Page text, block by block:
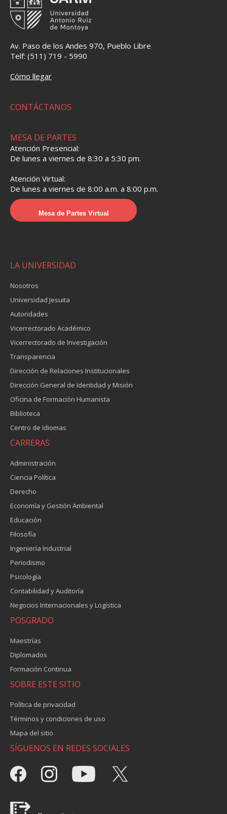
Av. Paso de los Andes 970, Pueblo Libre
Telf: (511) 719 - 5990
Cómo llegar
CONTÁCTANOS
MESA DE PARTES
Atención Presencial:
De lunes a viernes de 8:30 a 5:30 pm.
Atención Virtual:
De lunes a viernes de 8:00 a.m. a 8:00 p.m.
Mesa de Partes Virtual
LA UNIVERSIDAD
Nosotros
Universidad Jesuita
Autoridades
Vicerrectorado Académico
Vicerrectorado de Investigación
Transparencia
Dirección de Relaciones Institucionales
Dirección General de Identidad y Misión
Oficina de Formación Humanista
Biblioteca
Centro de Idiomas
CARRERAS
Administración
Ciencia Política
Derecho
Economía y Gestión Ambiental
Educación
Filosofía
Ingeniería Industrial
Periodismo
Psicología
Contabilidad y Auditoría
Negocios Internacionales y Logística
POSGRADO
Maestrías
Diplomados
Formación Continua
SOBRE ESTE SITIO
Política de privacidad
Términos y condiciones de uso
Mapa del sitio
SÍGUENOS EN REDES SOCIALES